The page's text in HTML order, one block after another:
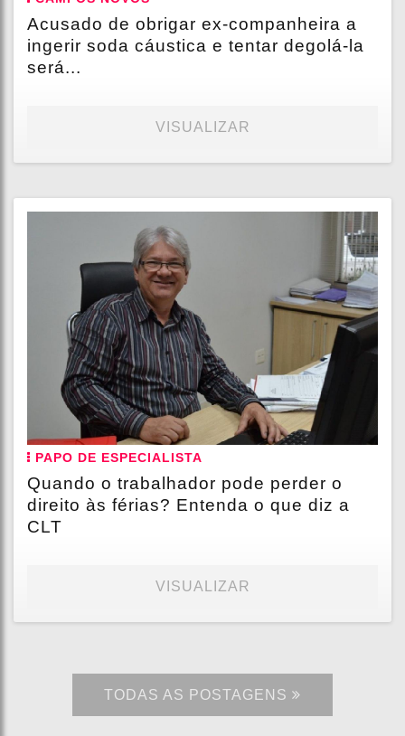
Acusado de obrigar ex-companheira a
ingerir soda cáustica e tentar degolá-la
será...
VISUALIZAR
PAPO DE ESPECIALISTA
Quando o trabalhador pode perder o
direito às férias? Entenda o que diz a
CLT
VISUALIZAR
TODAS AS POSTAGENS